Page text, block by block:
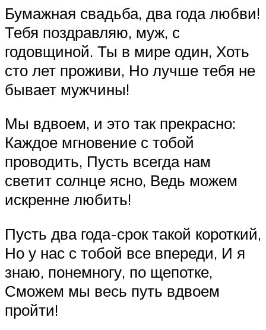
Бумажная свадьба, два года любви!
Тебя поздравляю, муж, с
годовщиной. Ты в мире один, Хоть
сто лет проживи, Но лучше тебя не
бывает мужчины!
Мы вдвоем, и это так прекрасно:
Каждое мгновение с тобой
проводить, Пусть всегда нам
светит солнце ясно, Ведь можем
искренне любить!
Пусть два года-срок такой короткий,
Но у нас с тобой все впереди, И я
знаю, понемногу, по щепотке,
Сможем мы весь путь вдвоем
пройти!